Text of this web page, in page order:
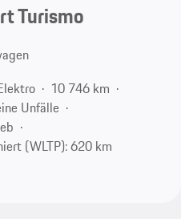
Turismo
10 746 km
Unfälle
(WLTP): 620 km